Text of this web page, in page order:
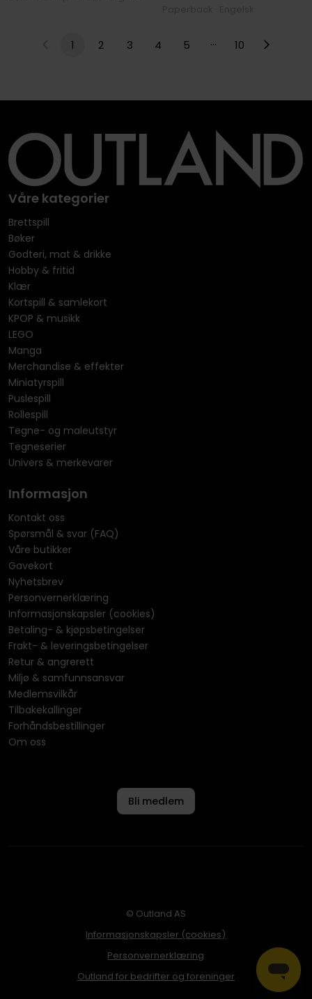
1 2 3 4 5 … 10
Våre kategorier
Brettspill
Bøker
Godteri, mat & drikke
Hobby & fritid
Klær
Kortspill & samlekort
KPOP & musikk
LEGO
Manga
Merchandise & effekter
Miniatyrspill
Puslespill
Rollespill
Tegne- og maleutstyr
Tegneserier
Univers & merkevarer
Informasjon
Kontakt oss
Spørsmål & svar (FAQ)
Våre butikker
Gavekort
Nyhetsbrev
Personvernerklæring
Informasjonskapsler (cookies)
Betaling- & kjøpsbetingelser
Frakt- & leveringsbetingelser
Retur & angrerett
Miljø & samfunnsansvar
Medlemsvilkår
Tilbakekallinger
Forhåndsbestillinger
Om oss
Bli medlem
© Outland AS
Informasjonskapsler (cookies)
Personvernerklæring
Outland for bedrifter og foreninger